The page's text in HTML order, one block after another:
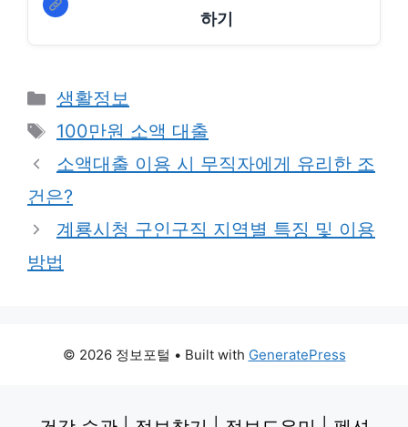
하기
Categories
생활정보
Tags
100만원 소액 대출
소액대출 이용 시 무직자에게 유리한 조
건은?
계룡시청 구인구직 지역별 특징 및 이용
방법
© 2026 정보포털 • Built with GeneratePress